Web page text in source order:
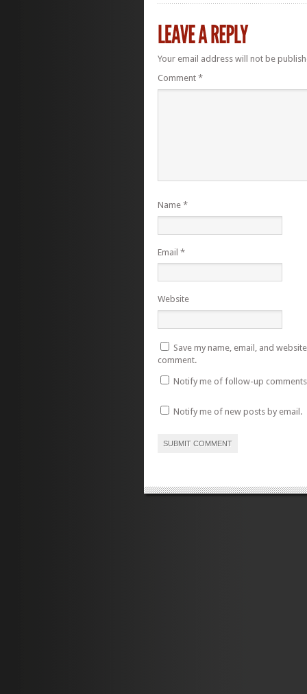
Your email address will not be
Comment *
Name *
Email *
Website
Save my name, email, and
comment.
Notify me of follow-up
Notify me of new posts by email.